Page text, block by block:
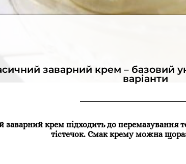
заварний крем – базовий
варіанти
крем підходить до перемазування
тістечок. Смак крему можна